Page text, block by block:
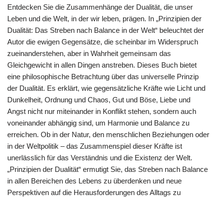
Entdecken Sie die Zusammenhänge der Dualität, die unser
Leben und die Welt, in der wir leben, prägen. In „Prinzipien der
Dualität: Das Streben nach Balance in der Welt“ beleuchtet der
Autor die ewigen Gegensätze, die scheinbar im Widerspruch
zueinanderstehen, aber in Wahrheit gemeinsam das
Gleichgewicht in allen Dingen anstreben. Dieses Buch bietet
eine philosophische Betrachtung über das universelle Prinzip
der Dualität. Es erklärt, wie gegensätzliche Kräfte wie Licht und
Dunkelheit, Ordnung und Chaos, Gut und Böse, Liebe und
Angst nicht nur miteinander in Konflikt stehen, sondern auch
voneinander abhängig sind, um Harmonie und Balance zu
erreichen. Ob in der Natur, den menschlichen Beziehungen oder
in der Weltpolitik – das Zusammenspiel dieser Kräfte ist
unerlässlich für das Verständnis und die Existenz der Welt.
„Prinzipien der Dualität“ ermutigt Sie, das Streben nach Balance
in allen Bereichen des Lebens zu überdenken und neue
Perspektiven auf die Herausforderungen des Alltags zu